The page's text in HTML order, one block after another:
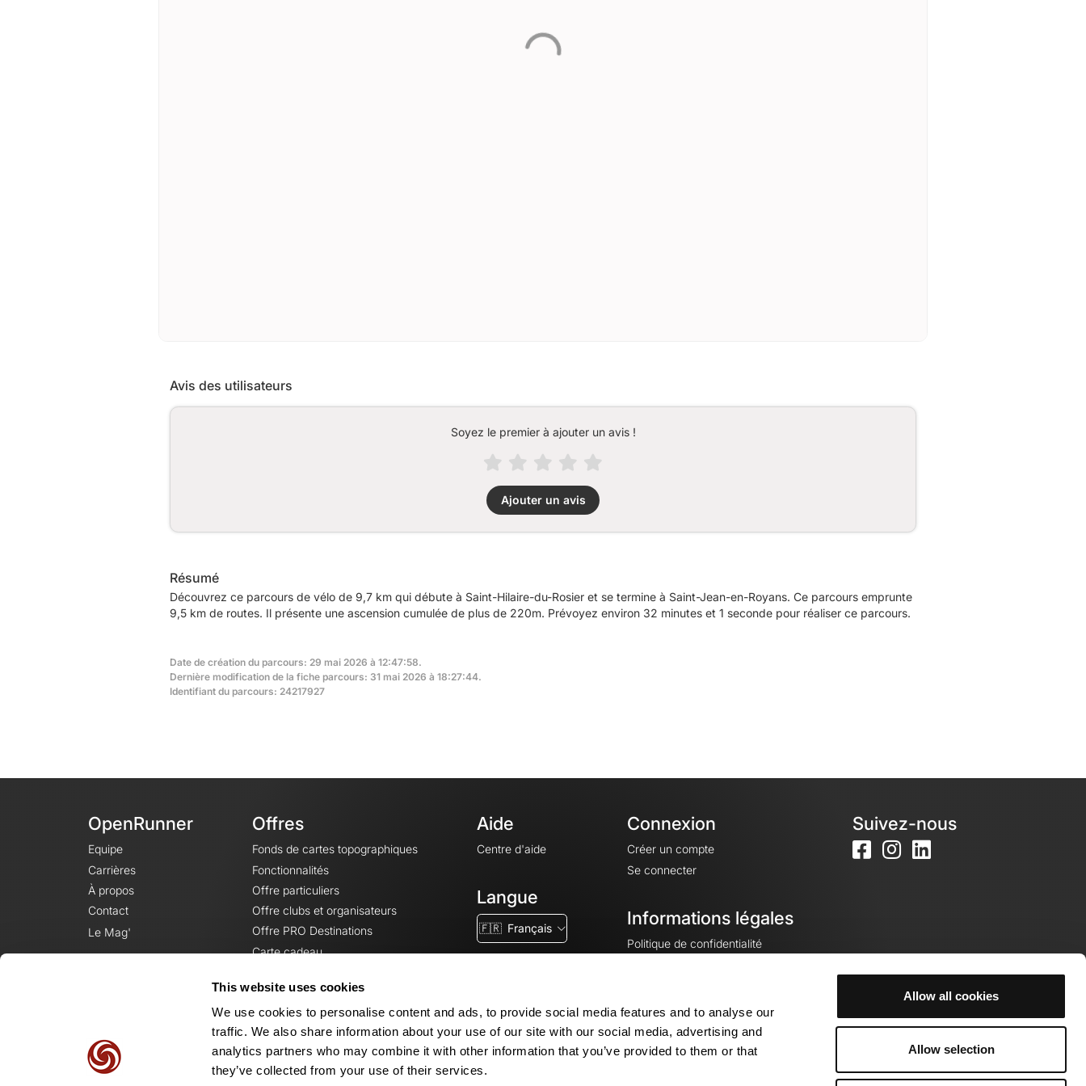
This website uses cookies
We use cookies to personalise content and ads, to provide social media features and to analyse our
traffic. We also share information about your use of our site with our social media, advertising and
analytics partners who may combine it with other information that you’ve provided to them or that
they’ve collected from your use of their services.
Allow all cookies
Allow selection
Avis des utilisateurs
Soyez le premier à ajouter un avis !
Ajouter un avis
Résumé
Découvrez ce parcours de vélo de 9,7 km qui débute à Saint-Hilaire-du-Rosier et se termine à Saint-Jean-en-Royans. Ce parcours emprunte
9,5 km de routes. Il présente une ascension cumulée de plus de 220m. Prévoyez environ 32 minutes et 1 seconde pour réaliser ce parcours.
Date de création du parcours: 29 mai 2026 à 12:47:58.
Dernière modification de la fiche parcours: 31 mai 2026 à 18:27:44.
Identifiant du parcours: 24217927
OpenRunner
Equipe
Carrières
À propos
Contact
Le Mag'
Offres
Fonds de cartes topographiques
Fonctionnalités
Offre particuliers
Offre clubs et organisateurs
Offre PRO Destinations
Carte cadeau
Aide
Centre d'aide
Langue
🇫🇷 Français
Connexion
Créer un compte
Se connecter
Informations légales
Politique de confidentialité
Mentions légales
Paramètres des cookies
Suivez-nous